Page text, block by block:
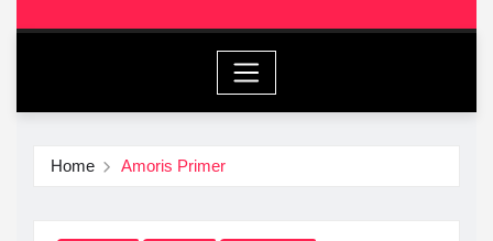
Home Amoris Primer